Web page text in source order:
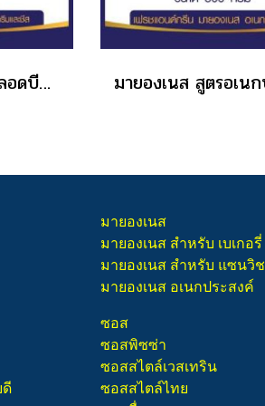
ชีสโตะจัง ซาวครีม หลอดบีบ 90 กรัม ราคาส่ง
มายองเนส
มายองเนส สำหรับ เบเกอรี่
มายองเนส สำหรับ แซนวิช
มายองเนส อเนกประสงค์
ซอส
ซอสพิซซ่า
ซอสสไตล์เวสเทริน
ซอสสไตล์ไทย